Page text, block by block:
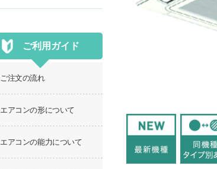
ご利用ガイド
ご注文の流れ
エアコンの形について
エアコンの能力について